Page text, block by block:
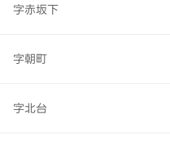
字赤坂下
字朝町
字北台